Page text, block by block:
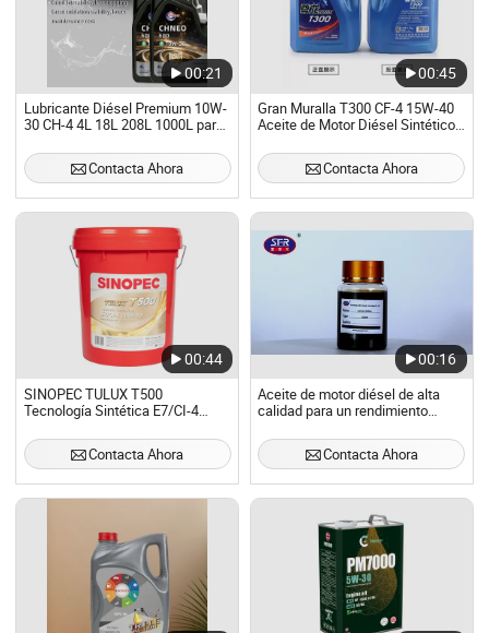
00:21
Lubricante Diésel Premium 10W-
30 CH-4 4L 18L 208L 1000L para
Grado Profesional de
Mantenimiento Aceite de Motor
Contacta Ahora
00:45
Gran Muralla T300 CF-4 15W-40
Aceite de Motor Diésel Sintético
Contacta Ahora
00:44
SINOPEC TULUX T500
Tecnología Sintética E7/CI-4
Contacta Ahora
00:16
Aceite de motor diésel de alta
calidad para un rendimiento
Contacta Ahora